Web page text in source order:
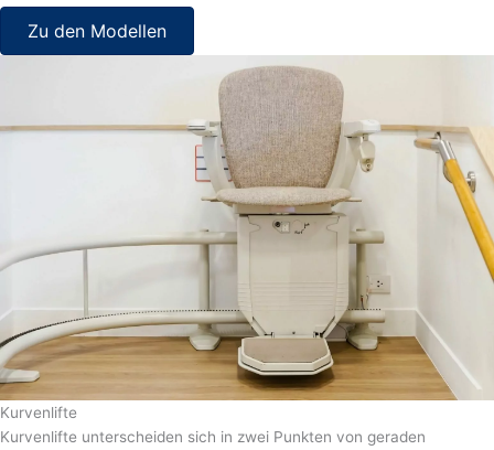
Zu den Modellen
Kurvenlifte
Kurvenlifte unterscheiden sich in zwei Punkten von geraden